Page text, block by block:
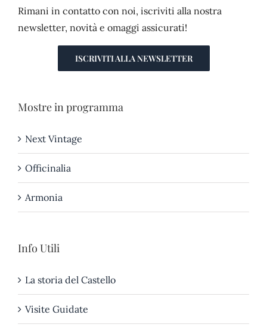
Rimani in contatto con noi, iscriviti alla nostra
newsletter, novità e omaggi assicurati!
ISCRIVITI ALLA NEWSLETTER
Mostre in programma
Next Vintage
Officinalia
Armonia
Info Utili
La storia del Castello
Visite Guidate